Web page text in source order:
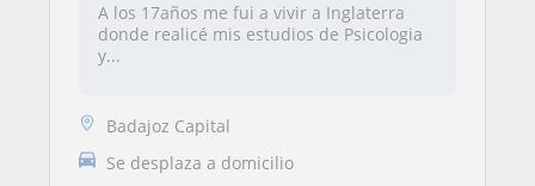
A los 17años me fui a vivir a Inglaterra
donde realicé mis estudios de Psicologia
y...
Badajoz Capital
Se desplaza a domicilio